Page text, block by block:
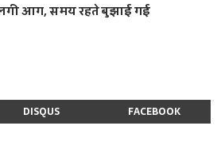
आग, समय रहते बुझाई गई
DISQUS FACEBOOK